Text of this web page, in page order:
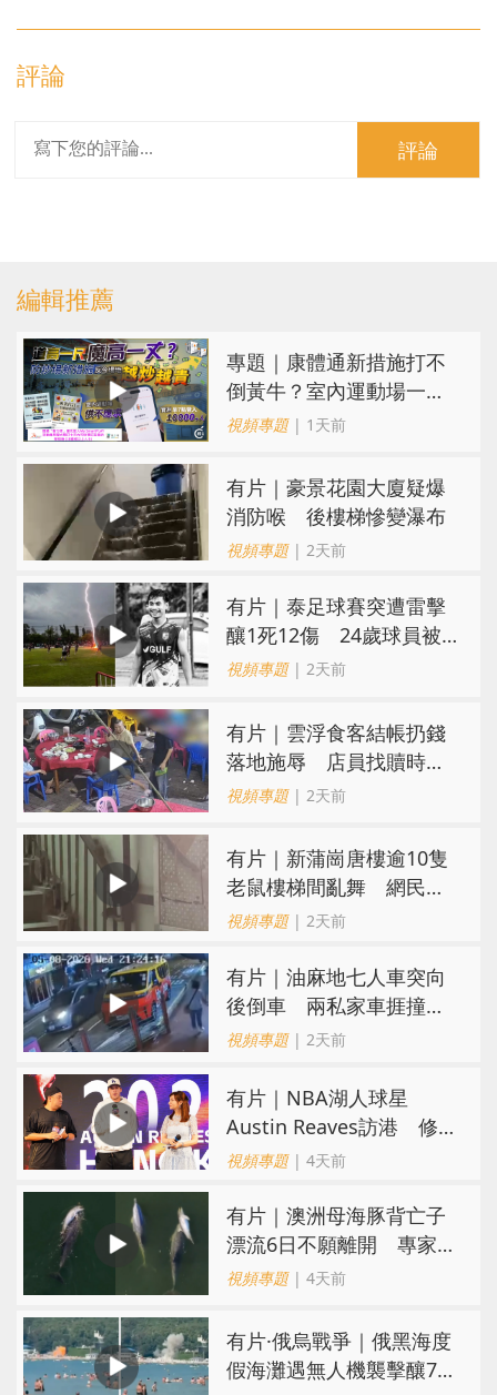
評論
評論
編輯推薦
專題｜康體通新措施打不
倒黃牛？室內運動場一場
難求越炒越貴
視頻專題| 1天前
有片｜豪景花園大廈疑爆
消防喉 後樓梯慘變瀑布
視頻專題| 2天前
有片｜泰足球賽突遭雷擊
釀1死12傷 24歲球員被
閃電劈中亡
視頻專題| 2天前
​有片｜雲浮食客結帳扔錢
落地施辱 店員找贖時還
施彼身獲老闆肯定
視頻專題| 2天前
有片｜新蒲崗唐樓逾10隻
老鼠樓梯間亂舞 網民嚇
親：每次經過都要好大勇
視頻專題| 2天前
有片｜油麻地七人車突向
後倒車 兩私家車捱撞
司機不顧而去
視頻專題| 2天前
有片｜NBA湖人球星
Austin Reaves訪港 修
頓與青少年交流球技
視頻專題| 4天前
有片｜澳洲母海豚背亡子
漂流6日不願離開 專家：
極度悲傷下的哀悼行為
視頻專題| 4天前
​有片·俄烏戰爭｜俄黑海度
假海灘遇無人機襲擊釀7死